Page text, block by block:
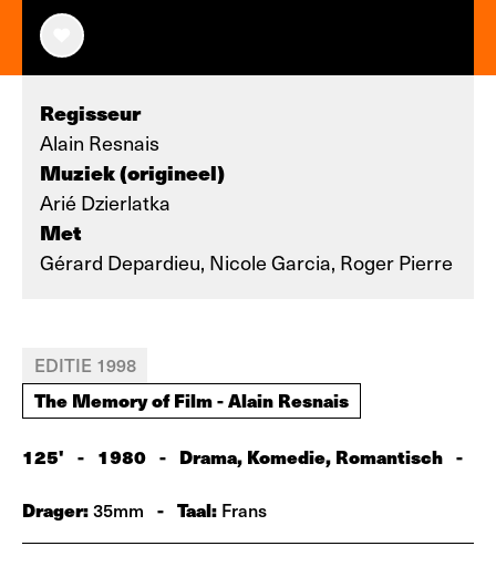
Regisseur
Alain Resnais
Muziek (origineel)
Arié Dzierlatka
Met
Gérard Depardieu, Nicole Garcia, Roger Pierre
EDITIE 1998
The Memory of Film - Alain Resnais
125' - 1980 - Drama, Komedie, Romantisch -
Drager:35mm - Taal: Frans